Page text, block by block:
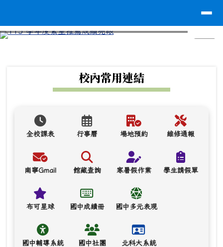
校內常用連結
全校課表 行事曆 場地預約 維修通報
南寧Gmail 館藏查詢 寒暑假作業 學生請假單
布可星球 國中成績冊 國中多元表現
國中輔導系統 國中社團 北科大系統